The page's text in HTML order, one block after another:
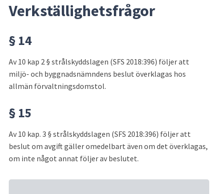
Verkställighetsfrågor
§ 14
Av 10 kap 2 § strålskyddslagen (SFS 2018:396) följer att
miljö- och byggnadsnämndens beslut överklagas hos
allmän förvaltningsdomstol.
§ 15
Av 10 kap. 3 § strålskyddslagen (SFS 2018:396) följer att
beslut om avgift gäller omedelbart även om det överklagas,
om inte något annat följer av beslutet.